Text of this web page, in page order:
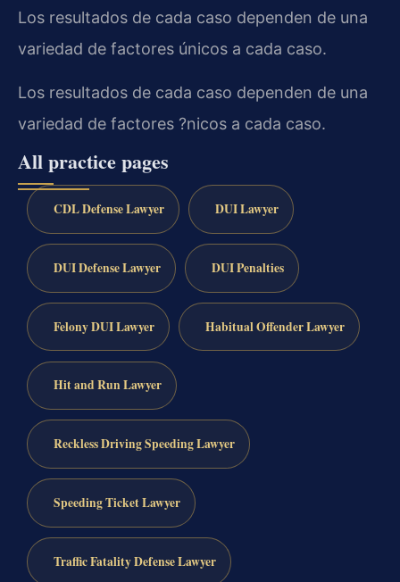
Los resultados de cada caso dependen de una
variedad de factores únicos a cada caso.
Los resultados de cada caso dependen de una
variedad de factores ?nicos a cada caso.
All practice pages
CDL Defense Lawyer DUI Lawyer
DUI Defense Lawyer DUI Penalties
Felony DUI Lawyer Habitual Offender Lawyer
Hit and Run Lawyer
Reckless Driving Speeding Lawyer
Speeding Ticket Lawyer
Traffic Fatality Defense Lawyer